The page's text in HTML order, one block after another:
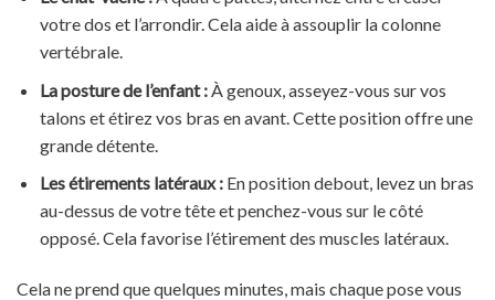
votre dos et l’arrondir. Cela aide à assouplir la colonne
vertébrale.
La posture de l’enfant :À genoux, asseyez-vous sur vos
talons et étirez vos bras en avant. Cette position offre une
grande détente.
Les étirements latéraux :En position debout, levez un bras
au-dessus de votre tête et penchez-vous sur le côté
opposé. Cela favorise l’étirement des muscles latéraux.
Cela ne prend que quelques minutes, mais chaque pose vous